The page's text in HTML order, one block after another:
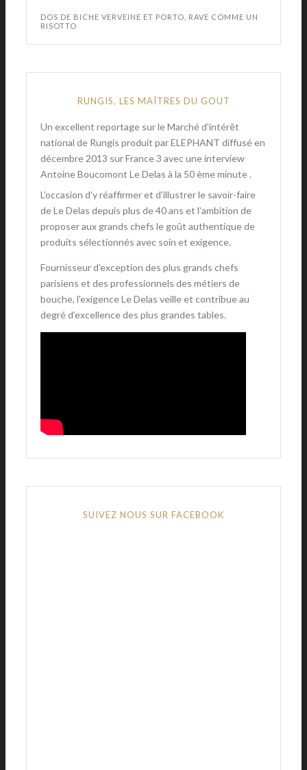
DOS DE BICHE VERVEINE ET PORTO, RAVE COMME UN
RISOTTO
RUNGIS, LES MAÎTRES DU GOUT
Un excellent reportage sur le Marché d'intérêt
national de Rungis produit par ELEPHANT diffusé en
décembre 2013 sur France 3 avec une interview
Antoine Boucomont Le Delas à la 50 ème minute .
L'occasion d'y réaffirmer et d'illustrer le savoir-faire
de Le Delas depuis plus de 40 ans et l’ambition de
proposer aux grands chefs le goût authentique de
produits sélectionnés avec soin et exigence.
Fournisseur d’exception des plus grands chefs
parisiens et des professionnels des métiers de
bouche, l'exigence Le Delas veille et contribue au
degré d’excellence des plus grandes tables.
SUIVEZ NOUS SUR FACEBOOK